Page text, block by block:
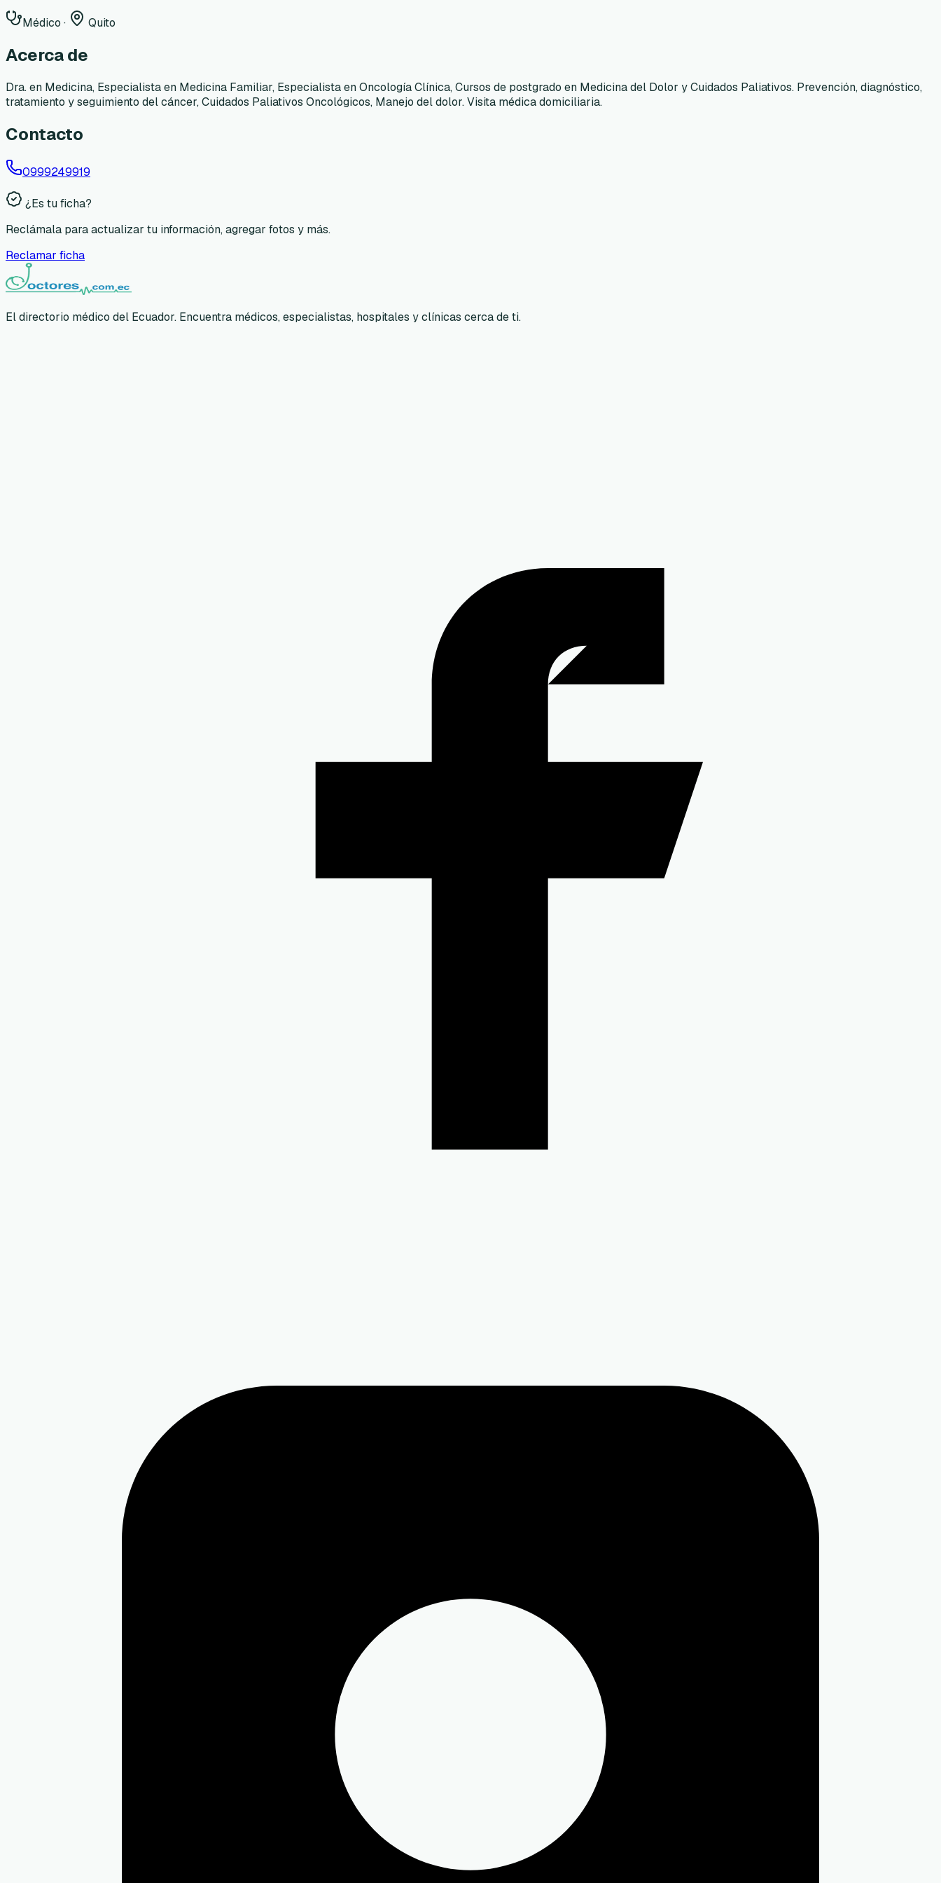
Médico · Quito
Acerca de
Dra. en Medicina, Especialista en Medicina Familiar, Especialista en Oncología Clínica, Cursos de postgrado en Medicina del Dolor y Cuidados Paliativos. Prevención, diagnóstico,
tratamiento y seguimiento del cáncer, Cuidados Paliativos Oncológicos, Manejo del dolor. Visita médica domiciliaria.
Contacto
0999249919
¿Es tu ficha?
Reclámala para actualizar tu información, agregar fotos y más.
Reclamar ficha
El directorio médico del Ecuador. Encuentra médicos, especialistas, hospitales y clínicas cerca de ti.